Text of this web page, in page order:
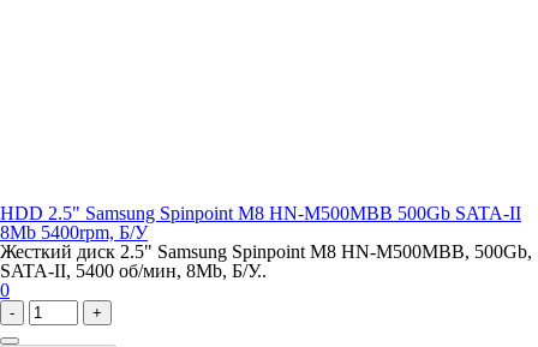
HDD 2.5" Samsung Spinpoint M8 HN-M500MBB 500Gb SATA-II
8Mb 5400rpm, Б/У
Жесткий диск 2.5" Samsung Spinpoint M8 HN-M500MBB, 500Gb,
SATA-II, 5400 об/мин, 8Mb, Б/У..
0
- +